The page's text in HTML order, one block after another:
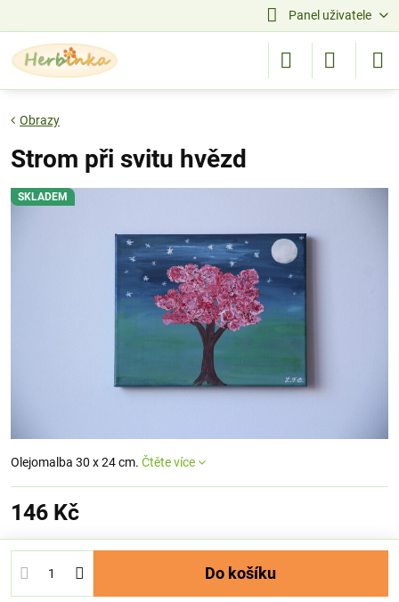
Panel uživatele
SKLADEM
Obrazy
Strom při svitu hvězd
Olejomalba 30 x 24 cm. Čtěte více
146 Kč
Do košíku